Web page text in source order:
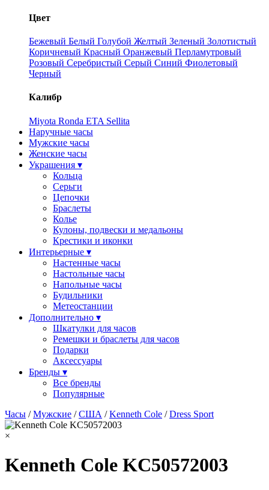
Цвет
Бежевый Белый Голубой Желтый Зеленый Золотистый
Коричневый Красный Оранжевый Перламутровый
Розовый Серебристый Серый Синий Фиолетовый
Черный
Калибр
Miyota Ronda ETA Sellita
Наручные часы
Мужские часы
Женские часы
Украшения ▾
Кольца
Серьги
Цепочки
Браслеты
Колье
Кулоны, подвески и медальоны
Крестики и иконки
Интерьерные ▾
Настенные часы
Настольные часы
Напольные часы
Будильники
Метеостанции
Дополнительно ▾
Шкатулки для часов
Ремешки и браслеты для часов
Подарки
Аксессуары
Бренды ▾
Все бренды
Популярные
Часы /Мужские /США /Kenneth Cole /Dress Sport
×
Kenneth Cole KC50572003